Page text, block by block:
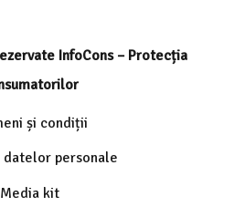
InfoCons – Protecția
și condiții
personale
Media kit